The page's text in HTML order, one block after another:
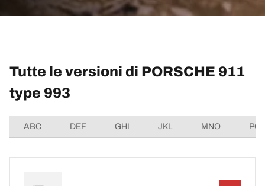
Tutte le versioni di PORSCHE 911
type 993
ABC DEF GHI JKL MNO